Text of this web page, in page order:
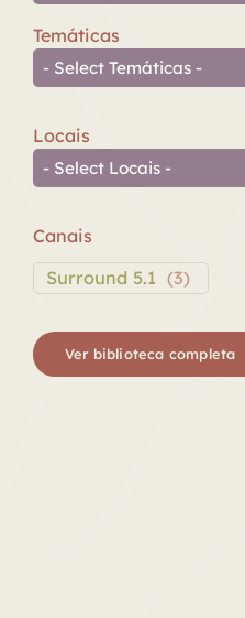
Temáticas
Locais
Canais
Surround 5.1 (3)
Ver biblioteca completa